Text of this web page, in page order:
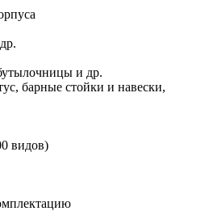
и др.
барные стойки и навески,
видов)